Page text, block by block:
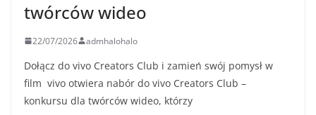
twórców wideo
22/07/2026 admhalohalo
Dołącz do vivo Creators Club i zamień swój pomysł w
film vivo otwiera nabór do vivo Creators Club –
konkursu dla twórców wideo, którzy